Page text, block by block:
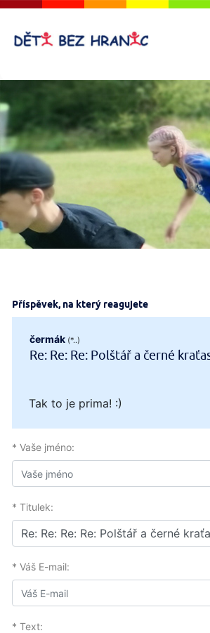
Příspěvek, na který reagujete
čermák (*..)
Re: Re: Re: Polštář a černé
Tak to je prima! :)
* Vaše jméno:
* Titulek:
* Váš E-mail:
* Text: